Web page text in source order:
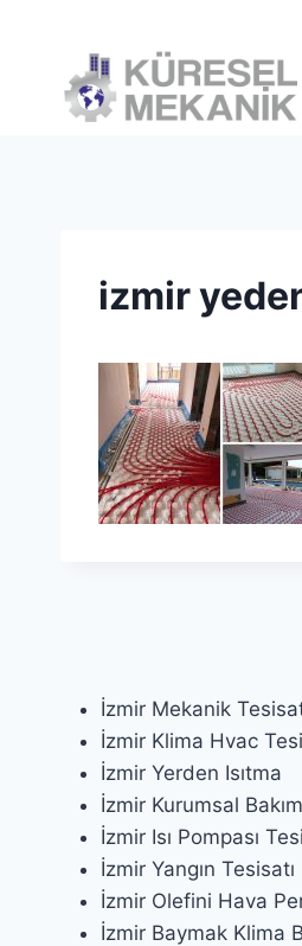
content
izmir
İzmir Mekanik
İzmir Klima Hvac
İzmir Yerden Isıtma
İzmir Kurumsal
İzmir Isı Pompası
İzmir Yangın Tesisatı
İzmir Olefini Hava
İzmir Baymak Klima